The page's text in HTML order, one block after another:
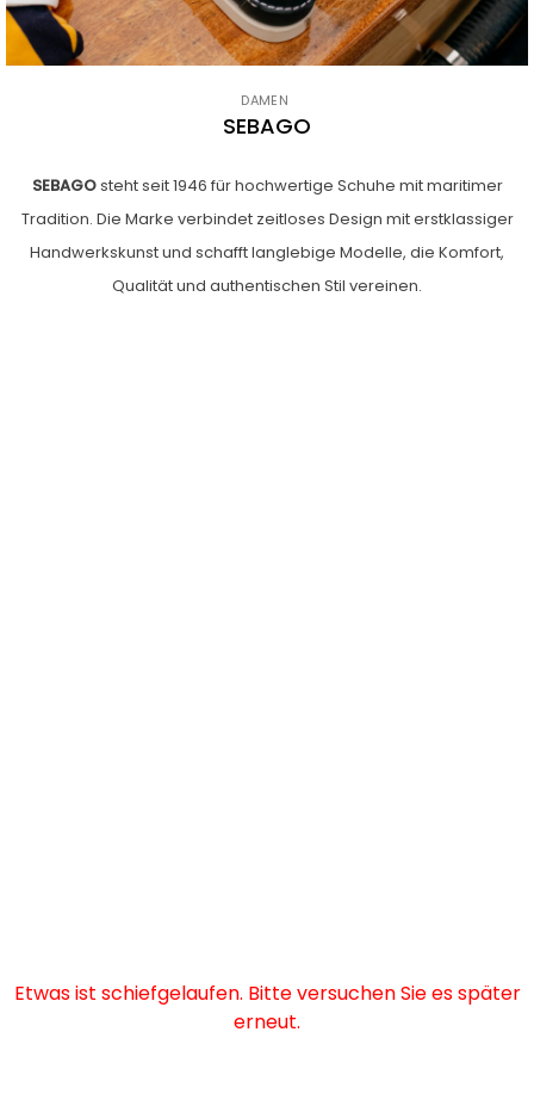
DAMEN
SEBAGO
SEBAGOsteht seit 1946 für hochwertige Schuhe mit maritimer
Tradition. Die Marke verbindet zeitloses Design mit erstklassiger
Handwerkskunst und schafft langlebige Modelle, die Komfort,
Qualität und authentischen Stil vereinen.
Etwas ist schiefgelaufen. Bitte versuchen Sie es später
erneut.